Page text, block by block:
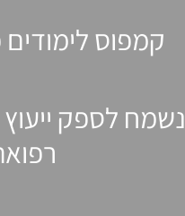
קמפוס
נשמח לספק